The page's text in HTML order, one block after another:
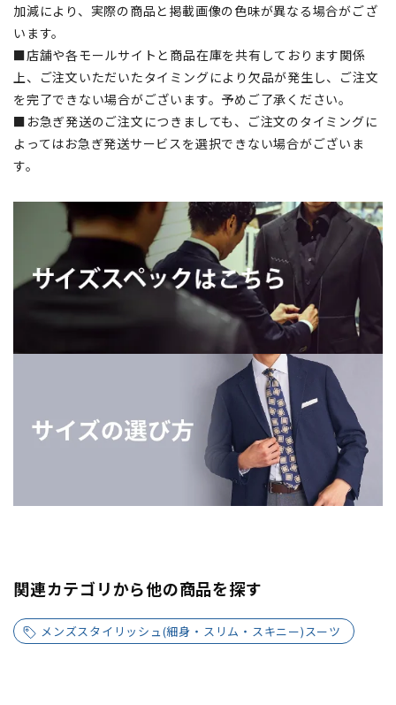
加減により、実際の商品と掲載画像の色味が異なる場合がござ
います。
■店舗や各モールサイトと商品在庫を共有しております関係
上、ご注文いただいたタイミングにより欠品が発生し、ご注文
を完了できない場合がございます。予めご了承ください。
■お急ぎ発送のご注文につきましても、ご注文のタイミングに
よってはお急ぎ発送サービスを選択できない場合がございま
す。
関連カテゴリから他の商品を探す
メンズスタイリッシュ(細身・スリム・スキニー)スーツ